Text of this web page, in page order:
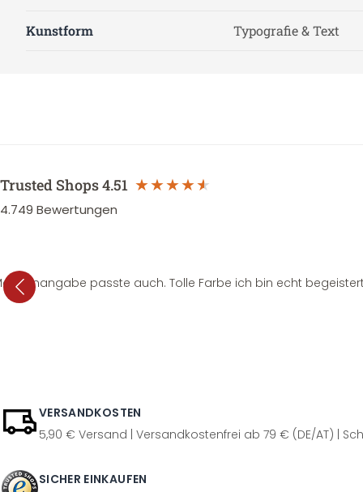
Kunstform Typografie & Text
Trusted Shops4.51
4.749 Bewertungen
passte auch. Tolle Farbe ich bin echt
VERSANDKOSTEN
5,90 € Versand | Versandkostenfrei ab 79 € (DE/AT) |
SICHER EINKAUFEN